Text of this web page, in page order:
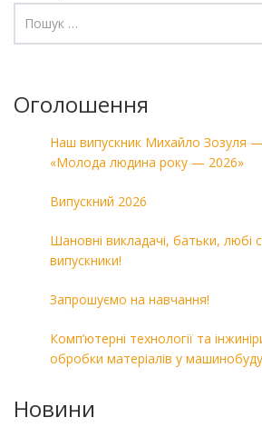
Оголошення
Наш випускник Михайло Зозуля
«Молода людина року — 2026»
Випускний 2026
Шановні викладачі, батьки, любі студенти та інші
випускники!
Запрошуємо на навчання!
Комп’ютерні технології та
обробки матеріалів у
Новини